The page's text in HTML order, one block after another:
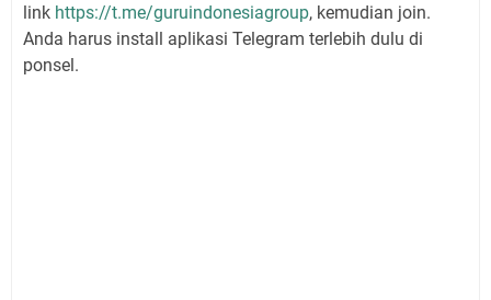
link https://t.me/guruindonesiagroup, kemudian join.
Anda harus install aplikasi Telegram terlebih dulu di
ponsel.